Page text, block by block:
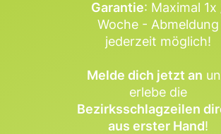
Garantie: Maximal 1x
Woche - Abmeldung
jederzeit möglich!
Melde dich jetzt an
erlebe die
Bezirksschlagzeilen
aus erster Hand!